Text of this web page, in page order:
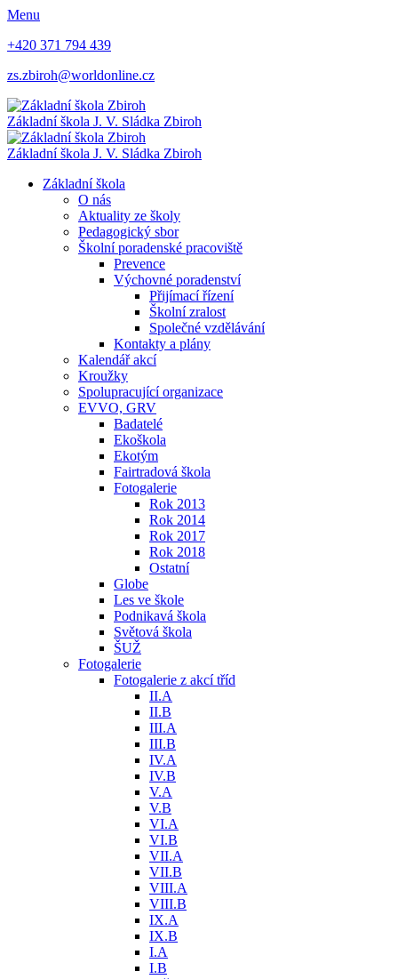
Menu
+420 371 794 439
zs.zbiroh@worldonline.cz
Základní škola J. V. Sládka Zbiroh
Základní škola J. V. Sládka Zbiroh
Základní škola
O nás
Aktuality ze školy
Pedagogický sbor
Školní poradenské pracoviště
Prevence
Výchovné poradenství
Přijímací řízení
Školní zralost
Společné vzdělávání
Kontakty a plány
Kalendář akcí
Kroužky
Spolupracující organizace
EVVO, GRV
Badatelé
Ekoškola
Ekotým
Fairtradová škola
Fotogalerie
Rok 2013
Rok 2014
Rok 2017
Rok 2018
Ostatní
Globe
Les ve škole
Podnikavá škola
Světová škola
ŠUŽ
Fotogalerie
Fotogalerie z akcí tříd
II.A
II.B
III.A
III.B
IV.A
IV.B
V.A
V.B
VI.A
VI.B
VII.A
VII.B
VIII.A
VIII.B
IX.A
IX.B
I.A
I.B